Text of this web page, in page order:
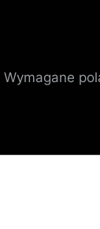
Wymagane